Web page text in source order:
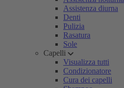
Assistenza diurna
Denti
Pulizia
Rasatura
Sole
Capelli
Visualizza tutti
Condizionatore
Cura dei capelli